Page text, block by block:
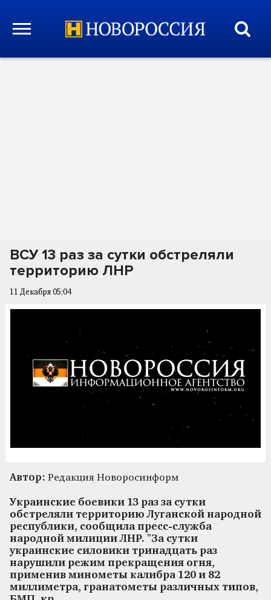
ВСУ 13 раз за сутки обстреляли
территорию ЛНР
11 Декабря 05:04
Автор: Редакция Новоросинформ
Украинские боевики 13 раз за сутки
обстреляли территорию Луганской народной
республики, сообщила пресс-служба
народной милиции ЛНР. "За сутки
украинские силовики тринадцать раз
нарушили режим прекращения огня,
применив минометы калибра 120 и 82
миллиметра, гранатометы различных типов,